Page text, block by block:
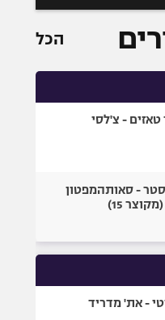
הכל
טאזים - צ'לסי
- סאותהמפטון
15)
- את' מדריד